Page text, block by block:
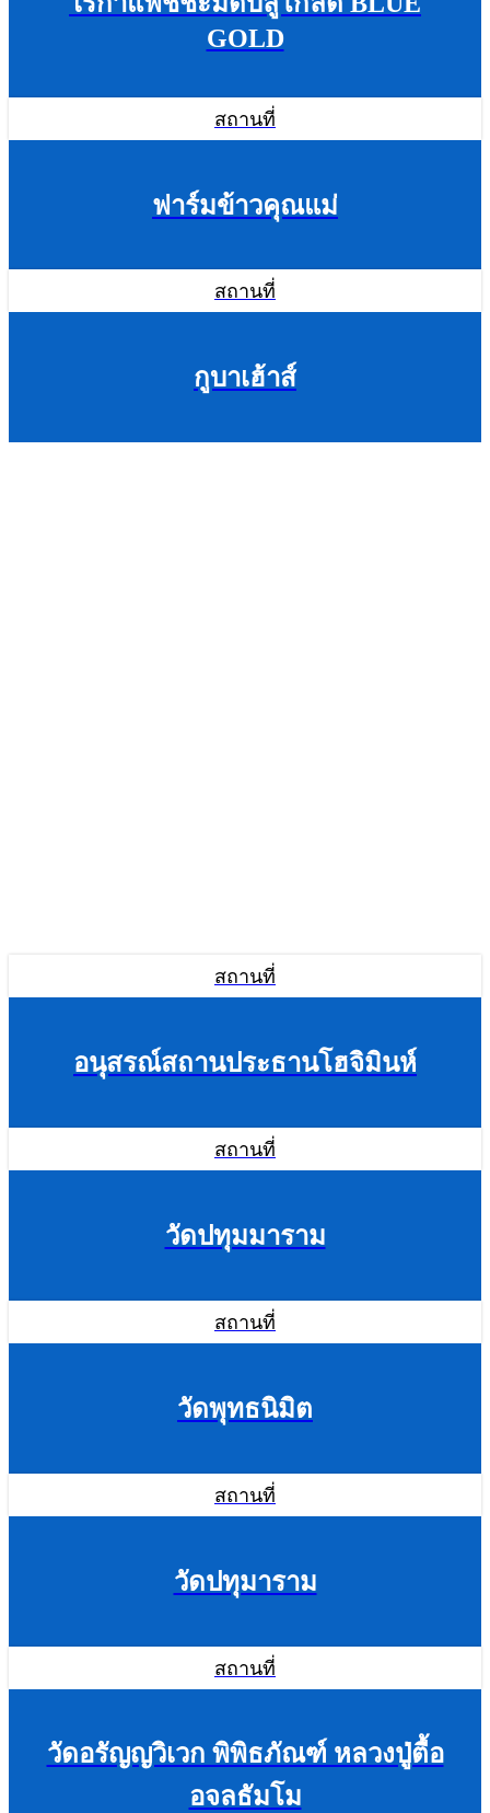
GOLD
สถานที่
ฟาร์มข้าวคุณแม่
สถานที่
กูบาเฮ้าส์
สถานที่
อนุสรณ์สถานประธานโฮจิมินห์
สถานที่
วัดปทุมมาราม
สถานที่
วัดพุทธนิมิต
สถานที่
วัดปทุมาราม
สถานที่
วัดอรัญญวิเวก พิพิธภัณฑ์ หลวงปู่ตื้อ
อจลธัมโม